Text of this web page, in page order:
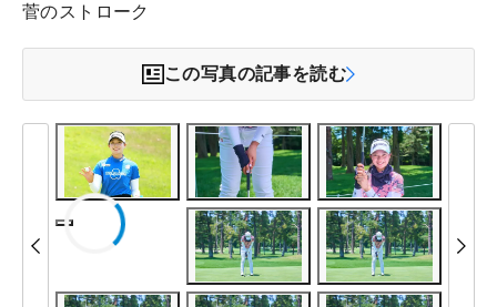
菅のストローク
この写真の記事を読む